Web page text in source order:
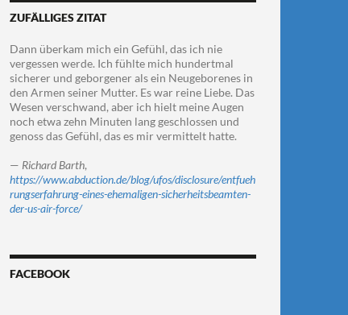
ZUFÄLLIGES ZITAT
Dann überkam mich ein Gefühl, das ich nie
vergessen werde. Ich fühlte mich hundertmal
sicherer und geborgener als ein Neugeborenes in
den Armen seiner Mutter. Es war reine Liebe. Das
Wesen verschwand, aber ich hielt meine Augen
noch etwa zehn Minuten lang geschlossen und
genoss das Gefühl, das es mir vermittelt hatte.
— Richard Barth,
https://www.abduction.de/blog/ufos/disclosure/entfueh
rungserfahrung-eines-ehemaligen-sicherheitsbeamten-
der-us-air-force/
FACEBOOK